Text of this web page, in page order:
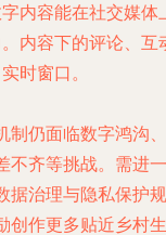
内容能在社交媒体
内容下的评论、互
时窗口。
制仍面临数字鸿沟、
不齐等挑战。需进一
据治理与隐私保护规
创作更多贴近乡村生